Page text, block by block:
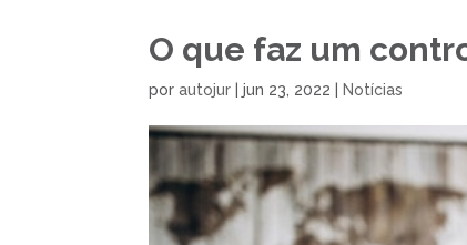
O que faz um
porautojur |jun 23, 2022 Notícias